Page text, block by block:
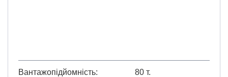
Вантажопідйомність 80 т.